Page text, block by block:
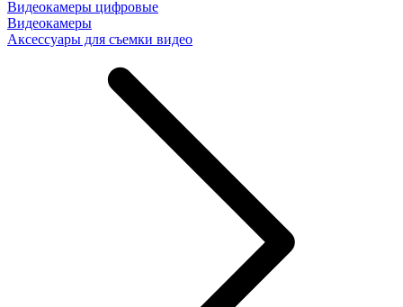
Видеокамеры цифровые
Видеокамеры
Аксессуары для съемки видео